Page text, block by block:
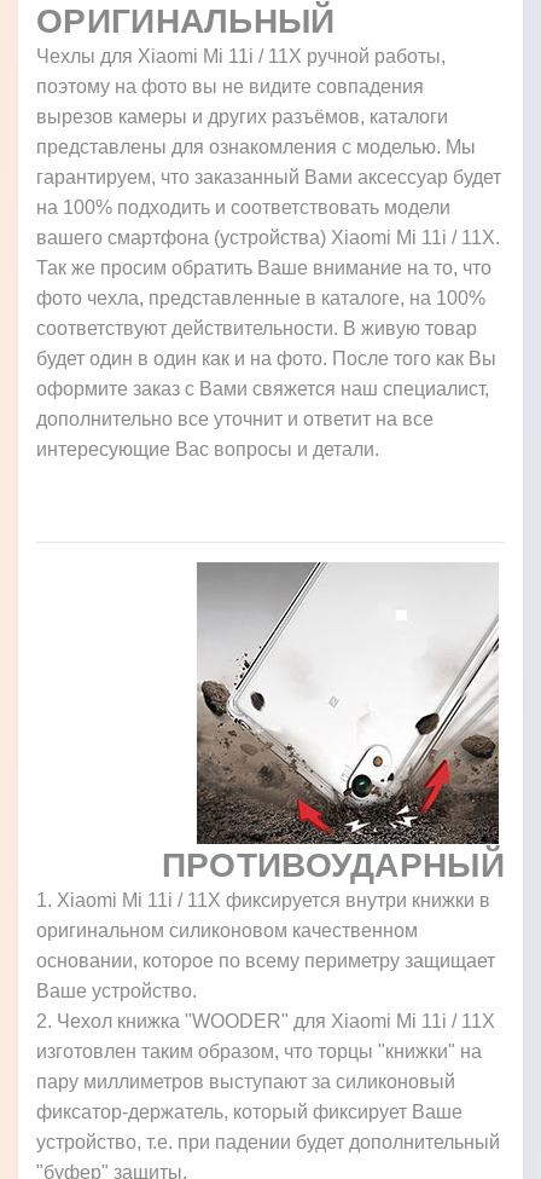
ОРИГИНАЛЬНЫЙ
Чехлы для Xiaomi Mi 11i / 11X ручной работы,
поэтому на фото вы не видите совпадения
вырезов камеры и других разъёмов, каталоги
представлены для ознакомления с моделью. Мы
гарантируем, что заказанный Вами аксессуар будет
на 100% подходить и соответствовать модели
вашего смартфона (устройства) Xiaomi Mi 11i / 11X.
Так же просим обратить Ваше внимание на то, что
фото чехла, представленные в каталоге, на 100%
соответствуют действительности. В живую товар
будет один в один как и на фото. После того как Вы
оформите заказ с Вами свяжется наш специалист,
дополнительно все уточнит и ответит на все
интересующие Вас вопросы и детали.
ПРОТИВОУДАРНЫЙ
1. Xiaomi Mi 11i / 11X фиксируется внутри книжки в
оригинальном силиконовом качественном
основании, которое по всему периметру защищает
Ваше устройство.
2. Чехол книжка "WOODER" для Xiaomi Mi 11i / 11X
изготовлен таким образом, что торцы "книжки" на
пару миллиметров выступают за силиконовый
фиксатор-держатель, который фиксирует Ваше
устройство, т.е. при падении будет дополнительный
"буфер" защиты.